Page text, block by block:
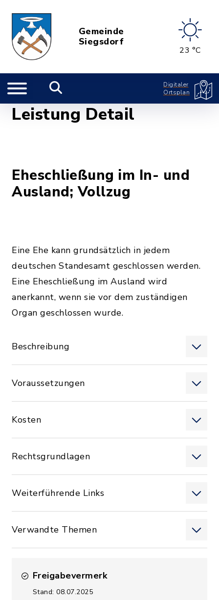
Gemeinde
Siegsdorf
23 °C
Digitaler
Ortsplan
Leistung Detail
Eheschließung im In- und
Ausland; Vollzug
Eine Ehe kann grundsätzlich in jedem
deutschen Standesamt geschlossen werden.
Eine Eheschließung im Ausland wird
anerkannt, wenn sie vor dem zuständigen
Organ geschlossen wurde.
Beschreibung
Voraussetzungen
Kosten
Rechtsgrundlagen
Weiterführende Links
Verwandte Themen
Freigabevermerk
Stand: 08.07.2025